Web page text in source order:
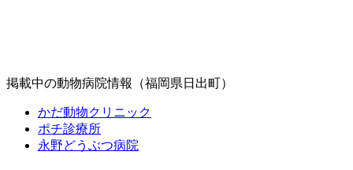
掲載中の動物病院情報（福岡県日出町）
かだ動物クリニック
ポチ診療所
永野どうぶつ病院